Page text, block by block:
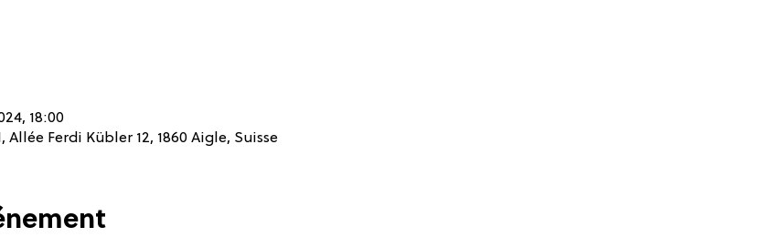
18:00
Ferdi Kübler 12, 1860 Aigle, Suisse